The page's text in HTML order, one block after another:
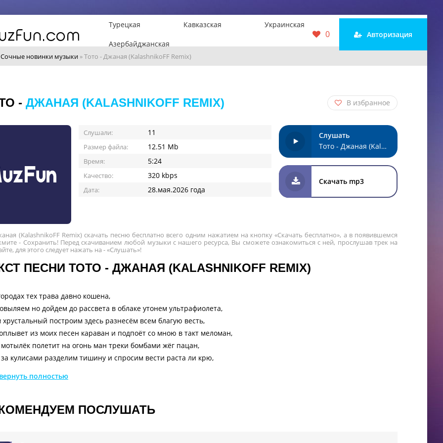
Турецкая Кавказская Украинская
Азербайджанская
0 Авторизация
Сочные новинки музыки » Тото - Джаная (KalashnikoFF Remix)
- ДЖАНАЯ (KALASHNIKOFF REMIX) В избранное
Слушали: 11
Размер файла: 12.51 Mb
Время: 5:24
Качество: 320 kbps
Дата: 28.мая.2026 года
Слушать
Тото - Джаная (KalashnikoFF Remix)
Скачать mp3
(KalashnikoFF Remix) скачать песню бесплатно всего одним нажатием на кнопку «Скачать бесплатно», а в появившемся
- Сохранить! Перед скачиванием любой музыки с нашего ресурса, Вы сможете ознакомиться с ней, прослушав трек на
для этого следует нажать на - «Слушать»!
ПЕСНИ ТОТО - ДЖАНАЯ (KALASHNIKOFF REMIX)
тех трава давно кошена,
но дойдем до рассвета в облаке утонем ультрафиолета,
построим здесь разнесём всем благую весть,
из моих песен караван и подпоёт со мною в такт меломан,
мотылёк полетит на огонь ман треки бомбами жёг пацан,
кулисами разделим тишину и спросим вести раста ли крю,
Вавилона да по полю намотал урбан бросил, бросил скандал,
голову, окаянная в поле больше не ходи,
меня позабыта та земля позаброшена,
полностью
ПОСЛУШАТЬ